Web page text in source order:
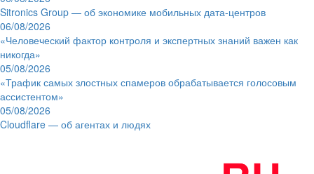
Sitronics Group — об экономике мобильных дата-центров
06/08/2026
«Человеческий фактор контроля и экспертных знаний важен как
никогда»
05/08/2026
«Трафик самых злостных спамеров обрабатывается голосовым
ассистентом»
05/08/2026
Cloudflare — об агентах и людях